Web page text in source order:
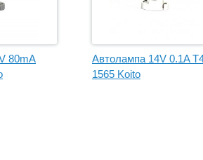
80mA
Автолампа 14V 0.1A
1565 Koito